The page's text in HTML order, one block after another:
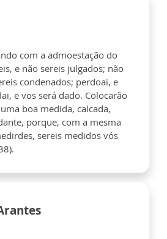
com a admoestação do
e não sereis julgados; não
condenados; perdoai, e
e vos será dado. Colocarão
boa medida, calcada,
porque, com a mesma
sereis medidos vós